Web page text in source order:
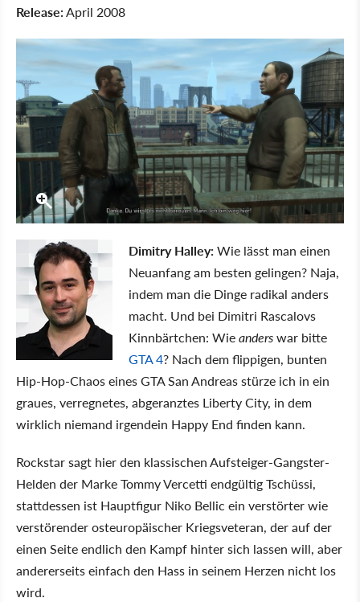
Release:April 2008
Dimitry Halley:Wie lässt man einen
Neuanfang am besten gelingen? Naja,
indem man die Dinge radikal anders
macht. Und bei Dimitri Rascalovs
Kinnbärtchen: Wieanderswar bitte
GTA 4? Nach dem flippigen, bunten
Hip-Hop-Chaos eines GTA San Andreas stürze ich in ein
graues, verregnetes, abgeranztes Liberty City, in dem
wirklich niemand irgendein Happy End finden kann.
Rockstar sagt hier den klassischen Aufsteiger-Gangster-
Helden der Marke Tommy Vercetti endgültig Tschüssi,
stattdessen ist Hauptfigur Niko Bellic ein verstörter wie
verstörender osteuropäischer Kriegsveteran, der auf der
einen Seite endlich den Kampf hinter sich lassen will, aber
andererseits einfach den Hass in seinem Herzen nicht los
wird.